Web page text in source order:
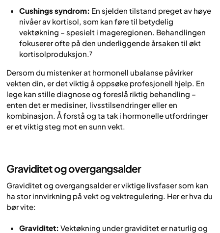
Cushings syndrom: En sjelden tilstand preget av høye
nivåer av kortisol, som kan føre til betydelig
vektøkning – spesielt i mageregionen. Behandlingen
fokuserer ofte på den underliggende årsaken til økt
kortisolproduksjon.⁷
Dersom du mistenker at hormonell ubalanse påvirker
vekten din, er det viktig å oppsøke profesjonell hjelp. En
lege kan stille diagnose og foreslå riktig behandling –
enten det er medisiner, livsstilsendringer eller en
kombinasjon. Å forstå og ta tak i hormonelle utfordringer
er et viktig steg mot en sunn vekt.
Graviditet og overgangsalder
Graviditet og overgangsalder er viktige livsfaser som kan
ha stor innvirkning på vekt og vektregulering. Her er hva du
bør vite:
Graviditet: Vektøkning under graviditet er naturlig og